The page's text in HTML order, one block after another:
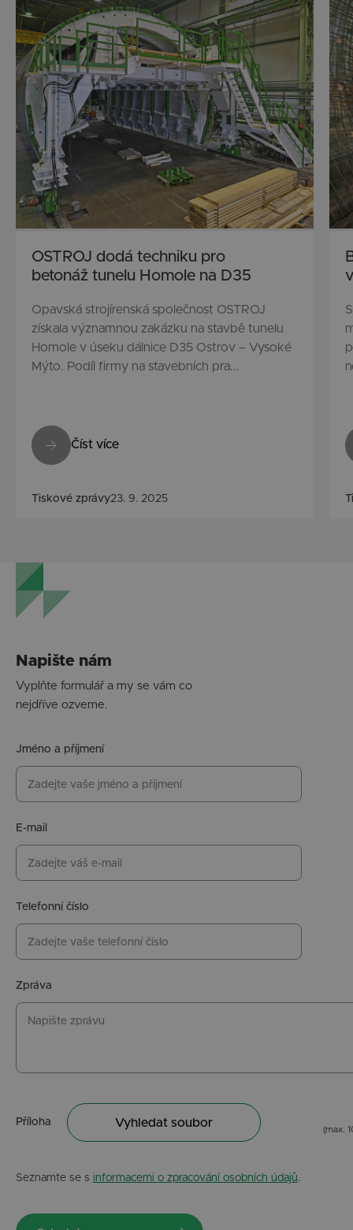
OSTROJ dodá techniku pro
betonáž tunelu Homole na D35
Opavská strojírenská společnost OSTROJ
získala významnou zakázku na stavbě tunelu
Homole v úseku dálnice D35 Ostrov – Vysoké
Mýto. Podíl firmy na stavebních pra...
Číst více
Tiskové zprávy23. 9. 2025
Napište nám
Vyplňte formulář a my se vám co
nejdříve ozveme.
Jméno a příjmení
E-mail
Telefonní číslo
Zpráva
Příloha Vyhledat soubor (max.
Seznamte se s informacemi o zpracování osobních údajů.